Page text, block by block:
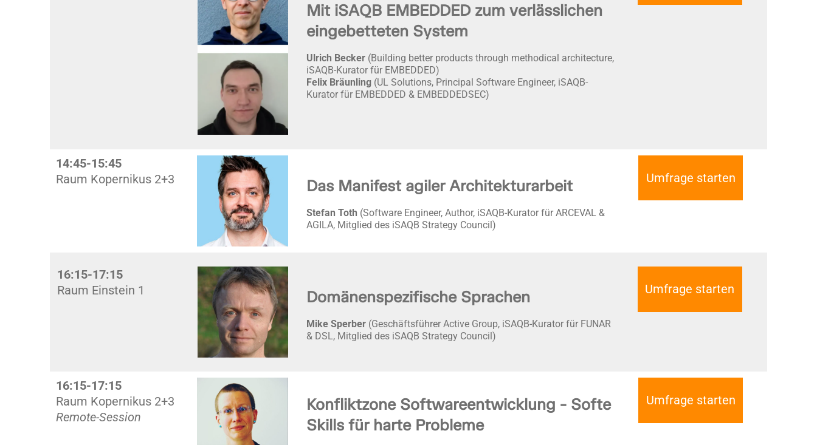
Mit iSAQB EMBEDDED zum verlässlichen
eingebetteten System
Ulrich Becker (Building better products through methodical architecture,
iSAQB-Kurator für EMBEDDED)
Felix Bräunling (UL Solutions, Principal Software Engineer, iSAQB-
Kurator für EMBEDDED & EMBEDDEDSEC)
14:45-15:45
Raum Kopernikus 2+3
Das Manifest agiler Architekturarbeit
Stefan Toth (Software Engineer, Author, iSAQB-Kurator für ARCEVAL &
AGILA, Mitglied des iSAQB Strategy Council)
Umfrage starten
16:15-17:15
Raum Einstein 1
Domänenspezifische Sprachen
Mike Sperber (Geschäftsführer Active Group, iSAQB-Kurator für FUNAR
& DSL, Mitglied des iSAQB Strategy Council)
Umfrage starten
16:15-17:15
Raum Kopernikus 2+3
Remote-Session
Konfliktzone Softwareentwicklung - Softe
Skills für harte Probleme
Umfrage starten